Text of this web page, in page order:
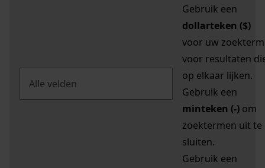
Gebruik een
dollarteken ($)
voor uw zoekterm
voor resultaten
op elkaar lijken.
Gebruik een
minteken (-) om
zoektermen uit te
sluiten.
Gebruik een